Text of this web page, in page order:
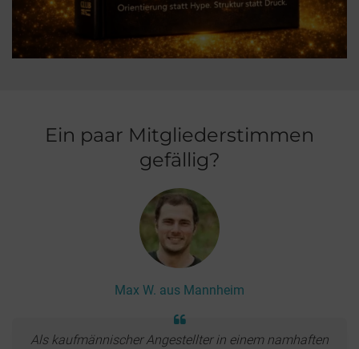
Ein paar Mitgliederstimmen
gefällig?
Max W. aus Mannheim
Als kaufmännischer Angestellter in einem namhaften